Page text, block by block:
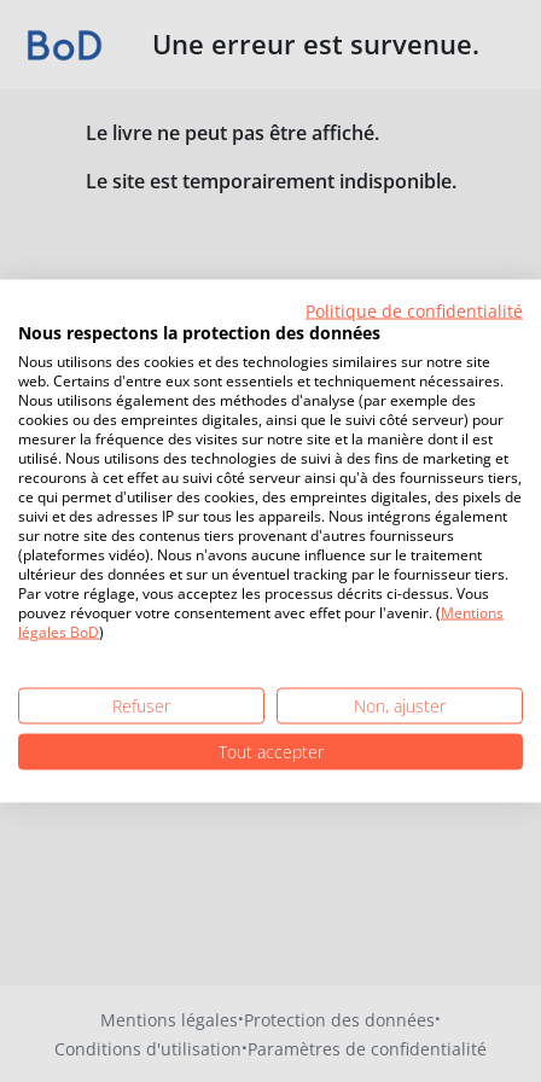
Une erreur est survenue.
Le livre ne peut pas être affiché.
Le site est temporairement indisponible.
Mentions légales·Protection des données·
Conditions d'utilisation·Paramètres de confidentialité
Politique de confidentialité
Nous respectons la protection des données
Nous utilisons des cookies et des technologies similaires sur notre site
web. Certains d'entre eux sont essentiels et techniquement nécessaires.
Nous utilisons également des méthodes d'analyse (par exemple des
cookies ou des empreintes digitales, ainsi que le suivi côté serveur) pour
mesurer la fréquence des visites sur notre site et la manière dont il est
utilisé. Nous utilisons des technologies de suivi à des fins de marketing et
recourons à cet effet au suivi côté serveur ainsi qu'à des fournisseurs tiers,
ce qui permet d'utiliser des cookies, des empreintes digitales, des pixels de
suivi et des adresses IP sur tous les appareils. Nous intégrons également
sur notre site des contenus tiers provenant d'autres fournisseurs
(plateformes vidéo). Nous n'avons aucune influence sur le traitement
ultérieur des données et sur un éventuel tracking par le fournisseur tiers.
Par votre réglage, vous acceptez les processus décrits ci-dessus. Vous
pouvez révoquer votre consentement avec effet pour l'avenir. (Mentions
légales BoD)
Refuser
Non, ajuster
Tout accepter